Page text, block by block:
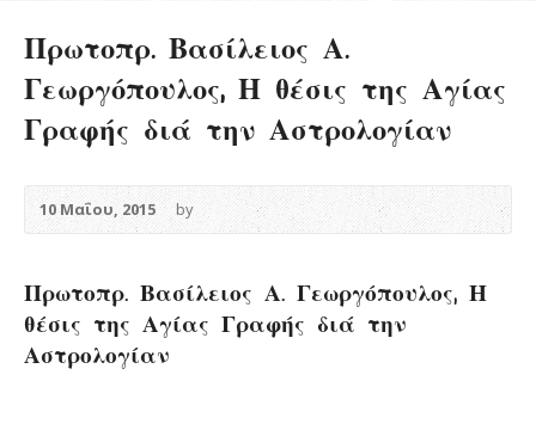
Πρωτοπρ. Βασίλειος Α.
Γεωργόπουλος, Η θέσις της Αγίας
Γραφής διά την Αστρολογίαν
10 Μαΐου, 2015 by
Πρωτοπρ. Βασίλειος Α. Γεωργόπουλος, Η
θέσις της Αγίας Γραφής διά την
Αστρολογίαν